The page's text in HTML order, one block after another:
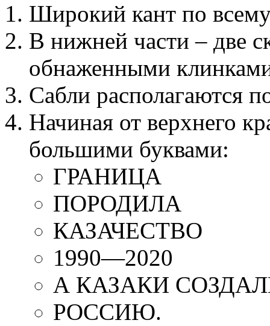
Широкий кант по
В нижней части – две
обнаженными
Сабли располагаются
Начиная от верхнего
большими буквами:
ГРАНИЦА
ПОРОДИЛА
КАЗАЧЕСТВО
1990—2020
А КАЗАКИ
РОССИЮ.